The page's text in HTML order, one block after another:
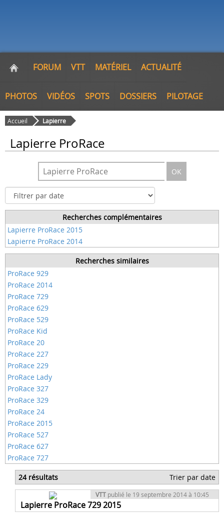
FORUM VTT MATÉRIEL ACTUALITÉ
PHOTOS VIDÉOS SPOTS DOSSIERS PILOTAGE
Accueil Lapierre
Lapierre ProRace
OK
Recherches complémentaires
Lapierre ProRace 2015
Lapierre ProRace 2014
Recherches similaires
ProRace 929
ProRace 2014
ProRace 729
ProRace 629
ProRace 529
ProRace Kid
ProRace 20
ProRace 227
ProRace 229
ProRace Lady
ProRace 327
ProRace 329
ProRace 24
ProRace 2015
ProRace 527
ProRace 627
ProRace 727
24 résultats Trier par date
VTT publié le 19 septembre 2014 à 10:45
Lapierre ProRace 729 2015